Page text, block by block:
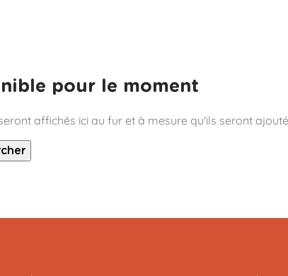
pour le moment
affichés ici au fur et à mesure qu'ils seront